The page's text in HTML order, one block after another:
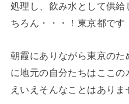
処理し、飲み水として供
ちろん・・・！東京都です
朝霞にありながら東京の
に地元の自分たちはここ
えいえそんなことはありま